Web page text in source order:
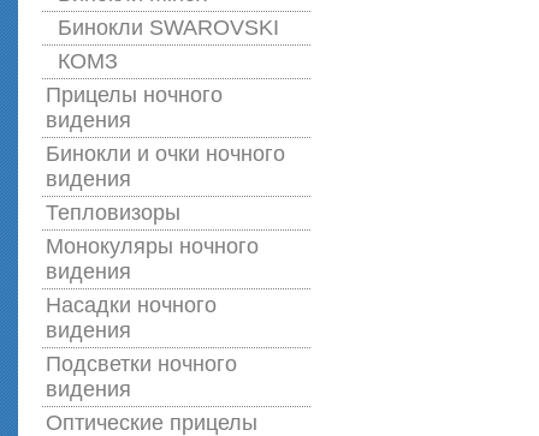
Бинокли SWAROVSKI
КОМЗ
Прицелы ночного
видения
Бинокли и очки ночного
видения
Тепловизоры
Монокуляры ночного
видения
Насадки ночного
видения
Подсветки ночного
видения
Оптические прицелы